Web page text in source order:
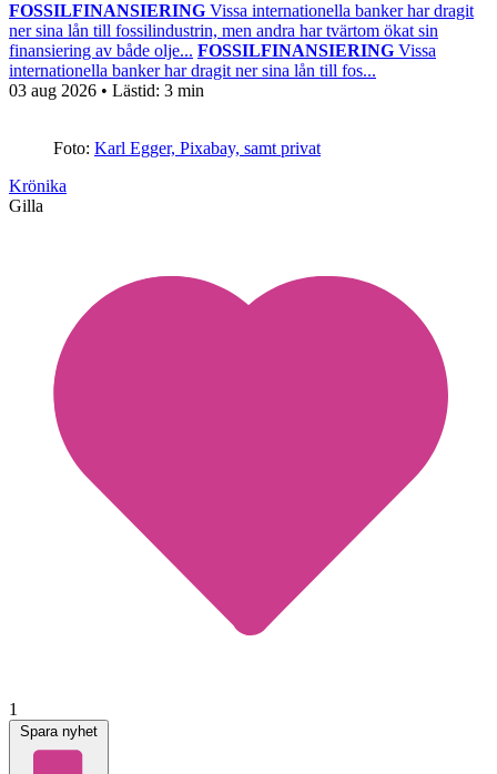
FOSSILFINANSIERING Vissa internationella banker har dragit
ner sina lån till fossilindustrin, men andra har tvärtom ökat sin
finansiering av både olje... FOSSILFINANSIERING Vissa
internationella banker har dragit ner sina lån till fos...
03 aug 2026 • Lästid: 3 min
Foto: Karl Egger, Pixabay, samt privat
Krönika
Gilla
1
Spara nyhet